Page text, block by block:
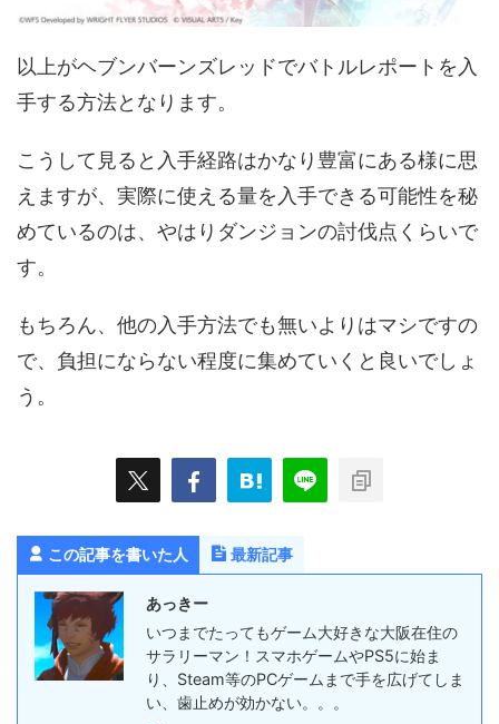
以上がヘブンバーンズレッドでバトルレポートを入
手する方法となります。
こうして見ると入手経路はかなり豊富にある様に思
えますが、実際に使える量を入手できる可能性を秘
めているのは、やはりダンジョンの討伐点くらいで
す。
もちろん、他の入手方法でも無いよりはマシですの
で、負担にならない程度に集めていくと良いでしょ
う。
この記事を書いた人 最新記事
あっきー
いつまでたってもゲーム大好きな大阪在住の
サラリーマン！スマホゲームやPS5に始ま
り、Steam等のPCゲームまで手を広げてしま
い、歯止めが効かない。。。